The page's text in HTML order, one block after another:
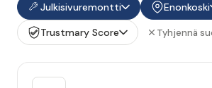
Julkisivuremontti
Enonkoski
Trustmary Score
Tyhjennä